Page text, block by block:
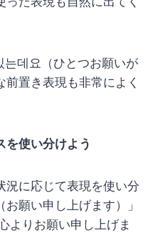
는데요（ひとつお願いが
置き表現も非常によく
を使い分けよう
況に応じて表現を使い分
願い申し上げます）」
よりお願い申し上げま